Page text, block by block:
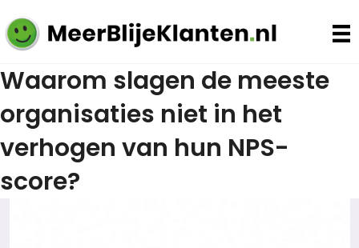
Waarom slagen de meeste
organisaties niet in het
verhogen van hun NPS-
score?